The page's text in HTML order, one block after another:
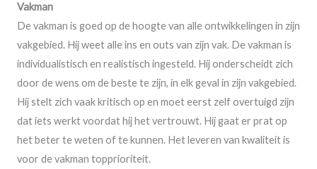
Vakman
De vakman is goed op de hoogte van alle ontwikkelingen in zijn
vakgebied. Hij weet alle ins en outs van zijn vak. De vakman is
individualistisch en realistisch ingesteld. Hij onderscheidt zich
door de wens om de beste te zijn, in elk geval in zijn vakgebied.
Hij stelt zich vaak kritisch op en moet eerst zelf overtuigd zijn
dat iets werkt voordat hij het vertrouwt. Hij gaat er prat op
het beter te weten of te kunnen. Het leveren van kwaliteit is
voor de vakman topprioriteit.